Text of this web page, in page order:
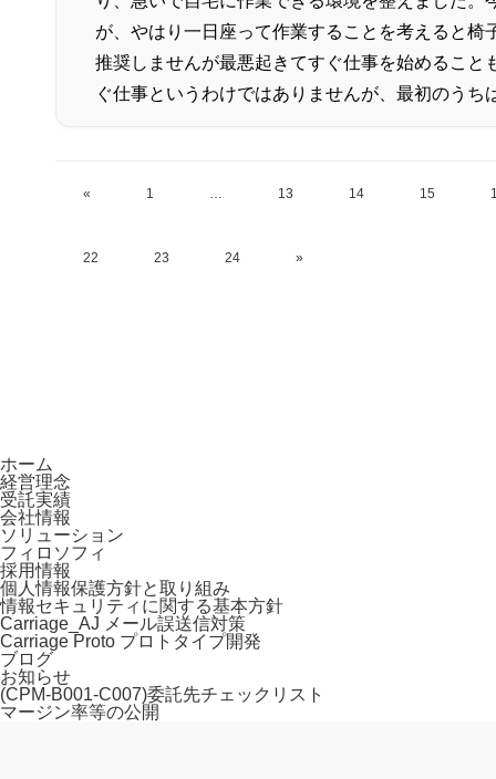
が、やはり一日座って作業することを考えると
推奨しませんが最悪起きてすぐ仕事を始めるこ
ぐ仕事というわけではありませんが、最初のう
« 1 … 13 14 15
22 23 24 »
ホーム
経営理念
受託実績
会社情報
ソリューション
フィロソフィ
採用情報
個人情報保護方針と取り組み
情報セキュリティに関する基本方針
Carriage_AJ メール誤送信対策
Carriage Proto プロトタイプ開発
ブログ
お知らせ
(CPM-B001-C007)委託先チェックリスト
マージン率等の公開